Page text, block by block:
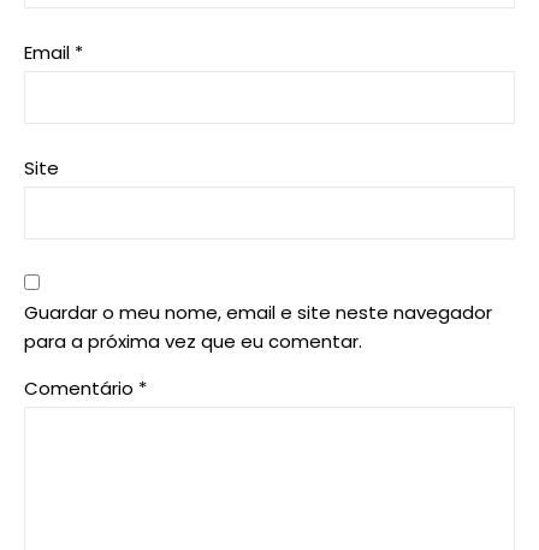
Email *
Site
Guardar o meu nome, email e site neste navegador
para a próxima vez que eu comentar.
Comentário *